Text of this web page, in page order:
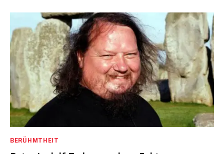
BERÜHMTHEIT